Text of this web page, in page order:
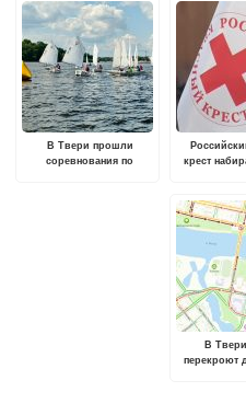
В Твери прошли
соревнования по
крест
В
перекроют